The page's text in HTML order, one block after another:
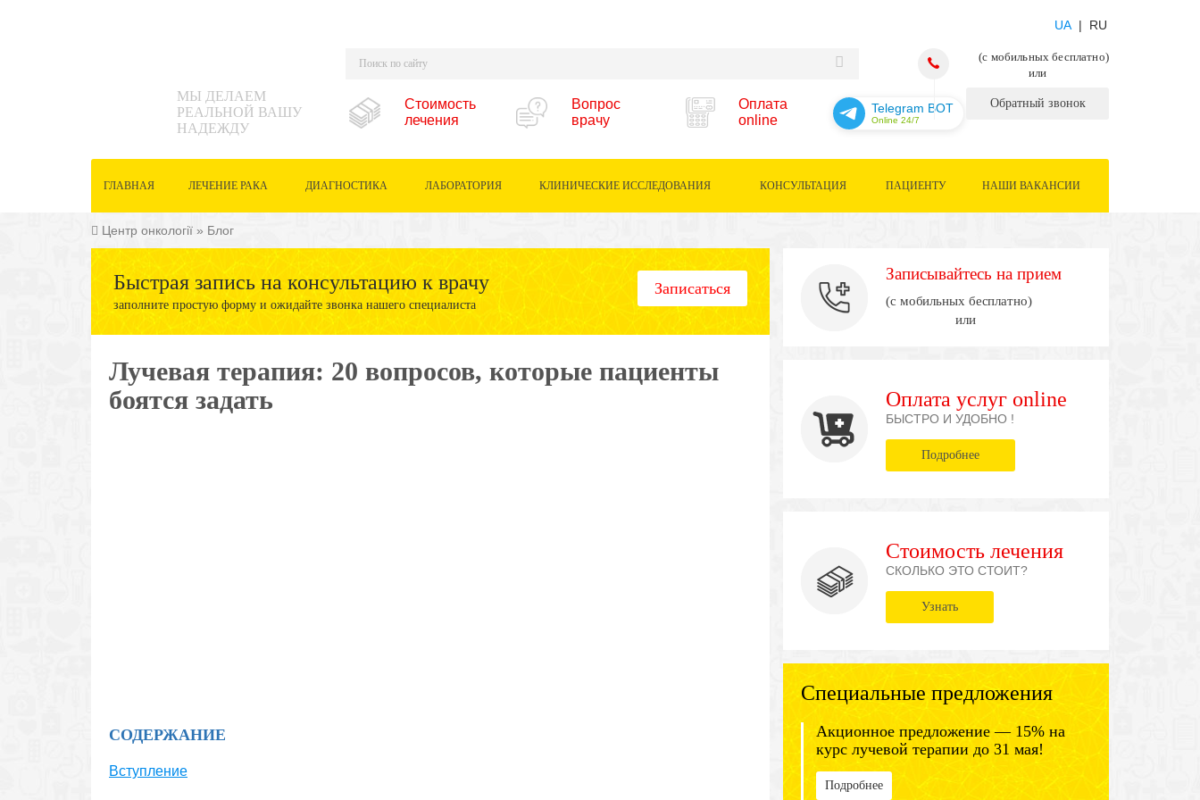
(с мобильных бесплатно)
или
Обратный звонок
UA | RU
МЫ ДЕЛАЕМ
РЕАЛЬНОЙ ВАШУ
НАДЕЖДУ
Стоимость
лечения
Вопрос
врачу
Оплата
online
Telegram BOT
Online 24/7
ГЛАВНАЯ ЛЕЧЕНИЕ РАКА ДИАГНОСТИКА ЛАБОРАТОРИЯ КЛИНИЧЕСКИЕ ИССЛЕДОВАНИЯ КОНСУЛЬТАЦИЯ ПАЦИЕНТУ НАШИ ВАКАНСИИ
Центр онкології » Блог
Быстрая запись на консультацию к врачу
заполните простую форму и ожидайте звонка нашего специалиста
Записаться
Лучевая терапия: 20 вопросов, которые пациенты
боятся задать
СОДЕРЖАНИЕ
Вступление
Записывайтесь на прием
(с мобильных бесплатно)
или
Оплата услуг online
БЫСТРО И УДОБНО !
Подробнее
Стоимость лечения
СКОЛЬКО ЭТО СТОИТ?
Узнать
Специальные предложения
Акционное предложение — 15% на
курс лучевой терапии до 31 мая!
Подробнее